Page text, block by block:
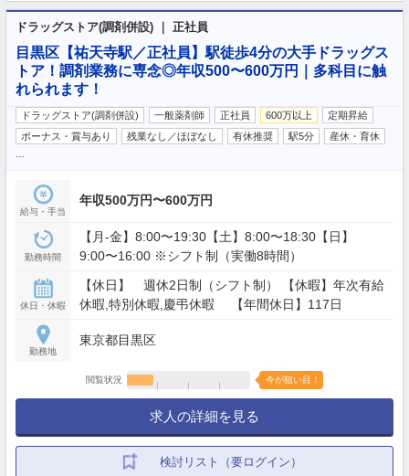
ドラッグストア(調剤併設) ｜ 正社員
目黒区【祐天寺駅／正社員】駅徒歩4分の大手ドラッグス
トア！調剤業務に専念◎年収500〜600万円｜多科目に触
れられます！
ドラッグストア(調剤併設) 一般薬剤師 正社員 600万以上
定期昇給
ボーナス・賞与あり
残業なし／ほぼなし 有休推奨 駅5分 産休・育休
給与・手当
年収500万円〜600万円
勤務時間
【月‐金】8:00〜19:30【土】8:00〜18:30【日】
9:00〜16:00 ※シフト制（実働8時間）
休日・休暇
【休日】 週休2日制（シフト制） 【休暇】年次有給
休暇,特別休暇,慶弔休暇 【年間休日】117日
勤務地
東京都目黒区
閲覧状況 今が狙い目！
求人の詳細を見る
検討リスト（要ログイン）